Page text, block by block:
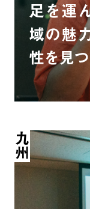
足を運
域の魅
性を見
九州